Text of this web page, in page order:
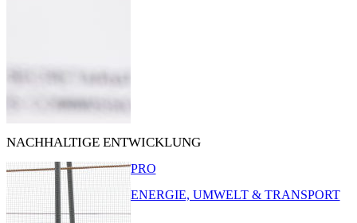
NACHHALTIGE ENTWICKLUNG
PRO
ENERGIE, UMWELT & TRANSPORT